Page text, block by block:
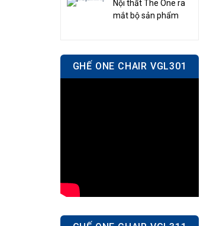
Nội thất The One ra
mắt bộ sản phẩm
GHẾ ONE CHAIR VGL301